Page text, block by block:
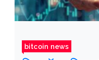
bitcoin news